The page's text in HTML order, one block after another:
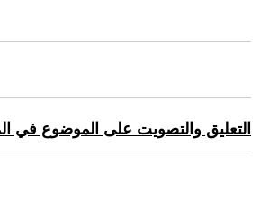
التعليق والتصويت على الموضوع في